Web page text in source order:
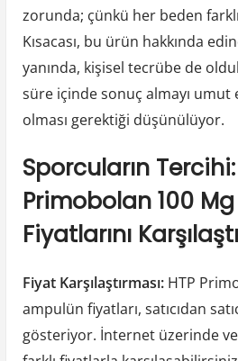
zorunda; çünkü her beden
Kısacası, bu ürün hakkında
yanında, kişisel tecrübe de
süre içinde sonuç almayı umut
olması gerektiği düşünülüyor.
Sporcuların Tercihi:
Primobolan 100
Fiyatlarını
Fiyat Karşılaştırması:HTP
ampulün fiyatları, satıcıdan
gösteriyor. İnternet üzerinde